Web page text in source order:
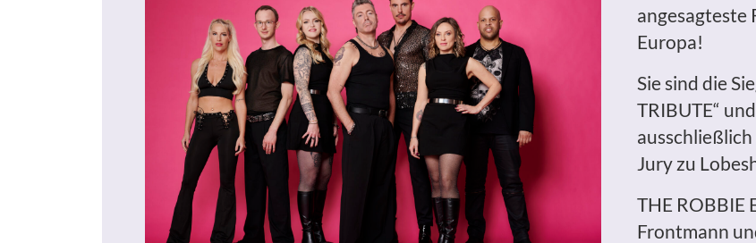
angesagteste
Europa!
Sie sind die
TRIBUTE“
Jury zu
THE ROBBIE
Frontmann